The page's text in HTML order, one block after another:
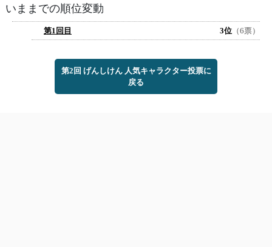
いままでの順位変動
第1回目 3位 （6票）
第2回 げんしけん 人気キャラクター投票に
戻る